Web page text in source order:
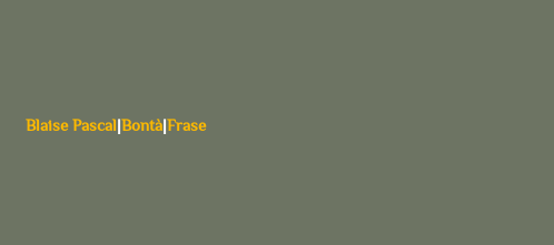
Blaise Pascal|Bontà|Frase